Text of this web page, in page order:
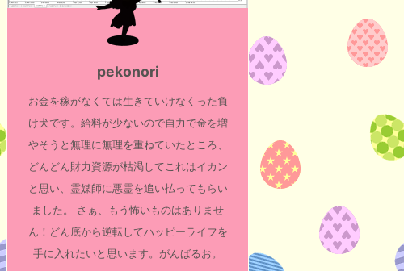
pekonori
お金を稼がなくては生きていけなくった負
け犬です。給料が少ないので自力で金を増
やそうと無理に無理を重ねていたところ、
どんどん財力資源が枯渇してこれはイカン
と思い、霊媒師に悪霊を追い払ってもらい
ました。 さぁ、もう怖いものはありませ
ん！どん底から逆転してハッピーライフを
手に入れたいと思います。がんばるお。